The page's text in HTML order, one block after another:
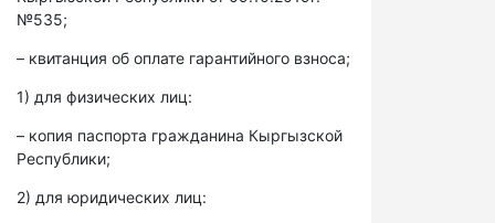
№535;
– квитанция об оплате гарантийного взноса;
1) для физических лиц:
– копия паспорта гражданина Кыргызской
Республики;
2) для юридических лиц: